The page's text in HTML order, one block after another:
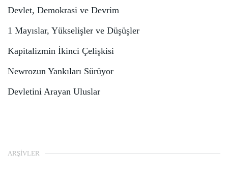
Devlet, Demokrasi ve Devrim
1 Mayıslar, Yükselişler ve Düşüşler
Kapitalizmin İkinci Çelişkisi
Newrozun Yankıları Sürüyor
Devletini Arayan Uluslar
ARŞIVLER